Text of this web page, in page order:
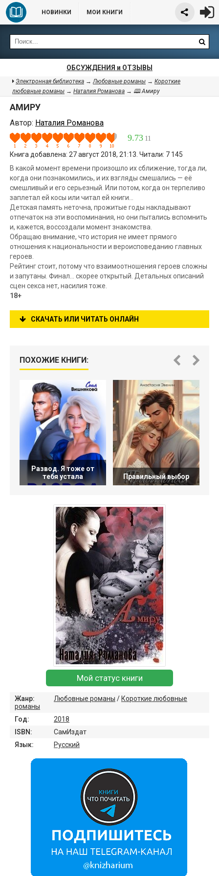
НОВИНКИ МОИ КНИГИ
ОБСУЖДЕНИЯ и ОТЗЫВЫ
Электронная библиотека →Любовные романы → Короткие
любовные романы → Наталия Романова → 🕮 Амиру
АМИРУ
Автор: Наталия Романова
9.73 11
Книга добавлена: 27 август 2018, 21:13. Читали: 7 145
В какой момент времени произошло их сближение, тогда ли,
когда они познакомились, и их взгляды смешались — её
смешливый и его серьезный. Или потом, когда он терпеливо
заплетал ей косы или читал ей книги…
Детская память неточна, прожитые годы накладывают
отпечаток на эти воспоминания, но они пытались вспомнить
и, кажется, воссоздали момент знакомства.
Обращаю внимание, что история не имеет прямого
отношения к национальности и вероисповеданию главных
героев.
Рейтинг стоит, потому что взаимоотношения героев сложны
и запутаны. Финал… скорее открытый. Детальных описаний
сцен секса нет, насилия тоже.
18+
СКАЧАТЬ ИЛИ ЧИТАТЬ ОНЛАЙН
ПОХОЖИЕ КНИГИ:
Развод. Я тоже от
тебя устала
Правильный выбор
Мой статус книги
Жанр: Любовные романы / Короткие любовные
романы
Год:
2018
ISBN:
СамИздат
Язык:
Русский